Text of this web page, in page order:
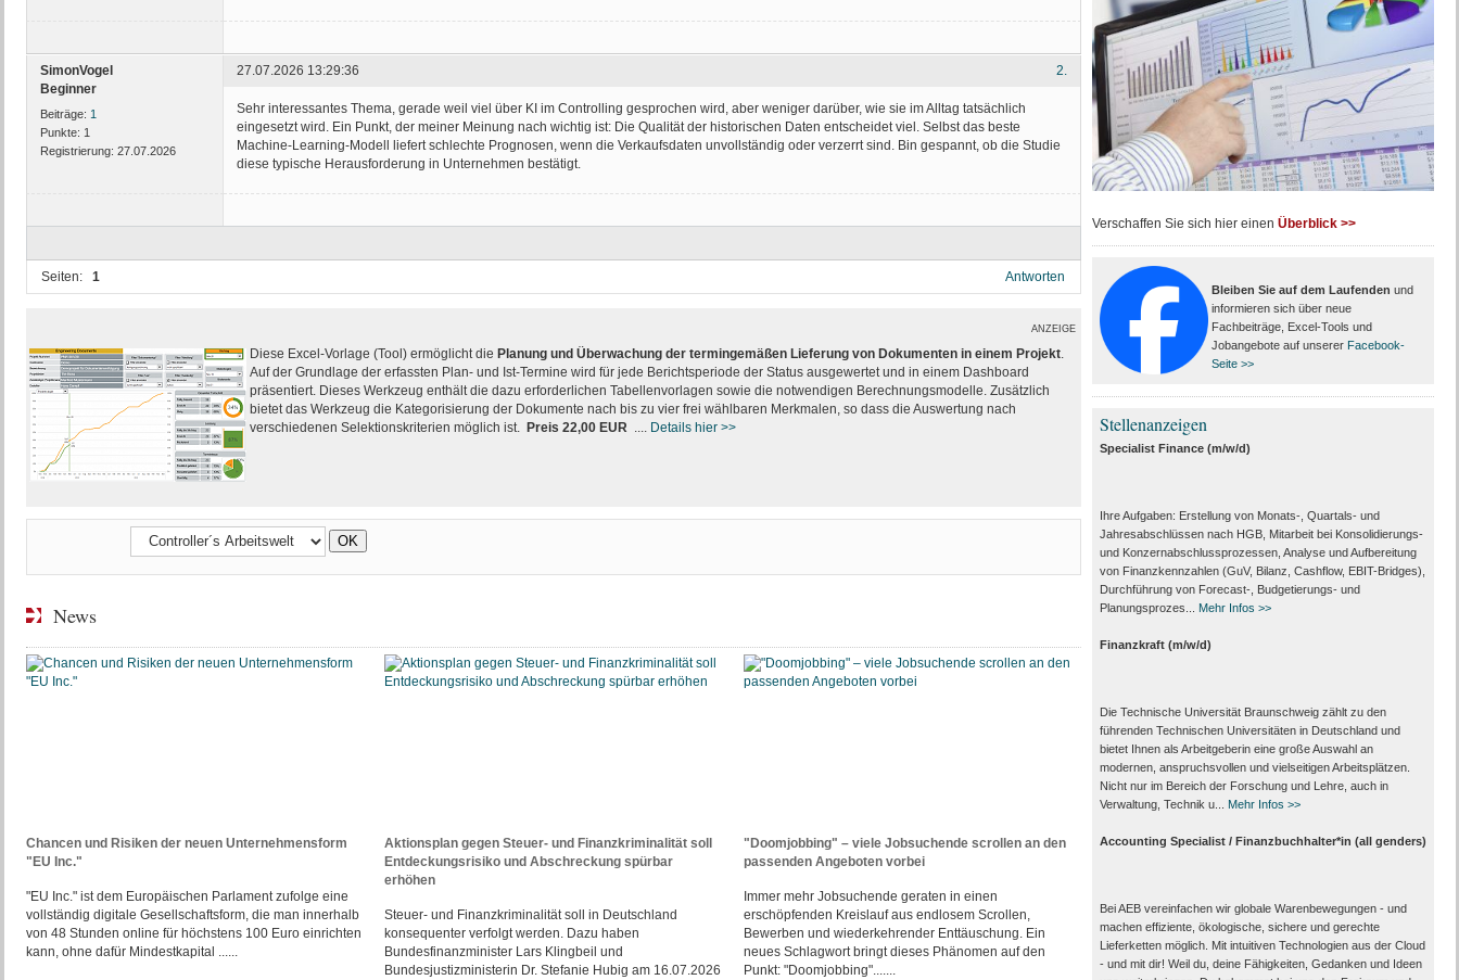
SimonVogel
Beginner
Beiträge: 1
Punkte: 1
Registrierung: 27.07.2026
2.
27.07.2026 13:29:36
Sehr interessantes Thema, gerade weil viel über KI im Controlling gesprochen wird, aber weniger darüber, wie sie im Alltag tatsächlich
eingesetzt wird. Ein Punkt, der meiner Meinung nach wichtig ist: Die Qualität der historischen Daten entscheidet viel. Selbst das beste
Machine-Learning-Modell liefert schlechte Prognosen, wenn die Verkaufsdaten unvollständig oder verzerrt sind. Bin gespannt, ob die Studie
diese typische Herausforderung in Unternehmen bestätigt.
Seiten: 1 Antworten
ANZEIGE
Diese Excel-Vorlage (Tool) ermöglicht die Planung und Überwachung der termingemäßen Lieferung von Dokumenten in einem Projekt.
Auf der Grundlage der erfassten Plan- und Ist-Termine wird für jede Berichtsperiode der Status ausgewertet und in einem Dashboard
präsentiert. Dieses Werkzeug enthält die dazu erforderlichen Tabellenvorlagen sowie die notwendigen Berechnungsmodelle. Zusätzlich
bietet das Werkzeug die Kategorisierung der Dokumente nach bis zu vier frei wählbaren Merkmalen, so dass die Auswertung nach
verschiedenen Selektionskriterien möglich ist. Preis 22,00 EUR Details hier >>
News
Chancen und Risiken der neuen Unternehmensform
"EU Inc."
"EU Inc." ist dem Europäischen Parlament zufolge eine
vollständig digitale Gesellschaftsform, die man innerhalb
von 48 Stunden online für höchstens 100 Euro einrichten
kann, ohne dafür Mindestkapital ......
Aktionsplan gegen Steuer- und Finanzkriminalität soll
Entdeckungsrisiko und Abschreckung spürbar
erhöhen
Steuer- und Finanzkriminalität soll in Deutschland
konsequenter verfolgt werden. Dazu haben
Bundesfinanzminister Lars Klingbeil und
Bundesjustizministerin Dr. Stefanie Hubig am 16.07.2026
"Doomjobbing" – viele Jobsuchende scrollen an den
passenden Angeboten vorbei
Immer mehr Jobsuchende geraten in einen
erschöpfenden Kreislauf aus endlosem Scrollen,
Bewerben und wiederkehrender Enttäuschung. Ein
neues Schlagwort bringt dieses Phänomen auf den
Punkt: "Doomjobbing".......
Verschaffen Sie sich hier einen Überblick >>
Bleiben Sie auf dem Laufenden und
informieren sich über neue
Fachbeiträge, Excel-Tools und
Jobangebote auf unserer Facebook-
Seite >>
Stellenanzeigen
Specialist Finance (m/w/d)
Ihre Aufgaben: Erstellung von Monats‑, Quartals‑ und
Jahresabschlüssen nach HGB, Mitarbeit bei Konsolidierungs‑
und Konzernabschlussprozessen, Analyse und Aufbereitung
von Finanzkennzahlen (GuV, Bilanz, Cashflow, EBIT-Bridges),
Durchführung von Forecast‑, Budgetierungs‑ und
Planungsprozes...
Mehr Infos >>
Finanzkraft (m/w/d)
Die Technische Universität Braunschweig zählt zu den
führenden Technischen Universitäten in Deutschland und
bietet Ihnen als Arbeit­geberin eine große Auswahl an
modernen, anspruchsvollen und vielseitigen Arbeits­plätzen.
Nicht nur im Bereich der Forschung und Lehre, auch in
Verwaltung, Technik u...
Mehr Infos >>
Accounting Specialist / Finanzbuchhalter*in (all genders)
Bei AEB vereinfachen wir globale Warenbewegungen - und
machen effiziente, ökologische, sichere und gerechte
Lieferketten möglich. Mit intuitiven Technologien aus der Cloud
- und mit dir! Weil du, deine Fähigkeiten, Gedanken und Ideen